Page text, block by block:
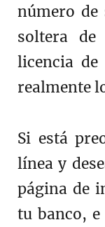
número de
soltera
licencia de
realmente
Si está
línea y
página de
tu banco,